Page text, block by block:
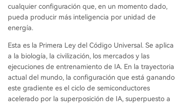
cualquier configuración que, en un momento dado,
pueda producir más inteligencia por unidad de
energía.
Esta es la Primera Ley del Código Universal. Se aplica
a la biología, la civilización, los mercados y las
ejecuciones de entrenamiento de IA. En la trayectoria
actual del mundo, la configuración que está ganando
este gradiente es el ciclo de semiconductores
acelerado por la superposición de IA, superpuesto a